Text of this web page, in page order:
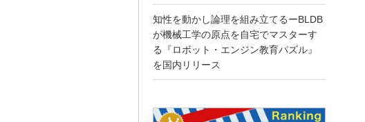
知性を動かし論理を組み立てるーBLDB
が機械工学の原点を自宅でマスターす
る『ロボット・エンジン教育パズル』
を国内リリース